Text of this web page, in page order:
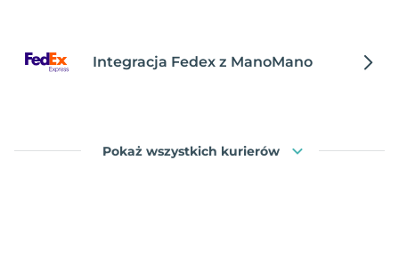
Integracja Fedex z ManoMano
Pokaż wszystkich kurierów